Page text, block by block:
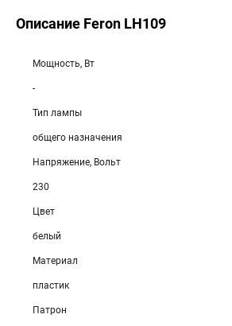
Описание Feron LH109
Мощность, Вт
-
Тип лампы
общего назначения
Напряжение, Вольт
230
Цвет
белый
Материал
пластик
Патрон